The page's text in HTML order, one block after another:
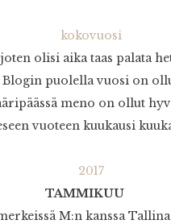
olisi aika taas palata
Blogin puolella vuosi on
meno on ollut
vuoteen kuukausi
TAMMIKUU
M:n kanssa